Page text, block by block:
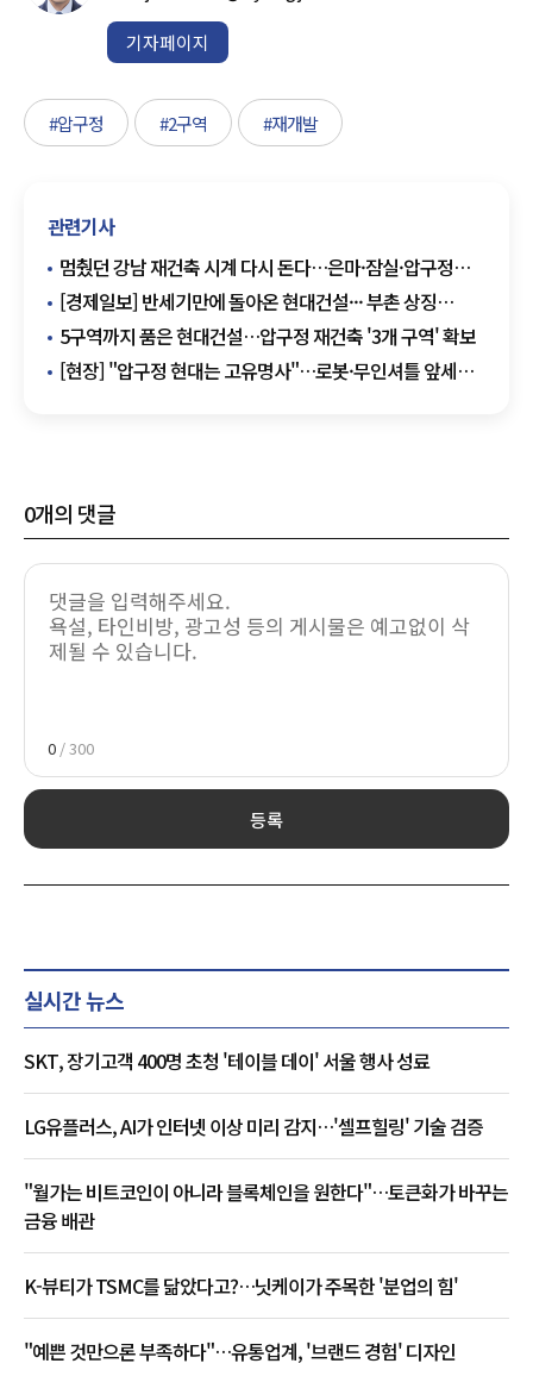
기자페이지
#압구정 #2구역 #재개발
관련기사
멈췄던 강남 재건축 시계 다시 돈다…은마·잠실·압구정
인허가 속도
[경제일보] 반세기만에 돌아온 현대건설··· 부촌 상징
'압구정 현대' 정통성 잇는다
5구역까지 품은 현대건설…압구정 재건축 '3개 구역' 확보
[현장] "압구정 현대는 고유명사"…로봇·무인셔틀 앞세운
0개의 댓글
0 / 300
등록
실시간 뉴스
SKT, 장기고객 400명 초청 '테이블 데이' 서울 행사 성료
LG유플러스, AI가 인터넷 이상 미리 감지…'셀프힐링' 기술 검증
"월가는 비트코인이 아니라 블록체인을 원한다"…토큰화가 바꾸는
금융 배관
K-뷰티가 TSMC를 닮았다고?…닛케이가 주목한 '분업의 힘'
"예쁜 것만으론 부족하다"…유통업계, '브랜드 경험' 디자인